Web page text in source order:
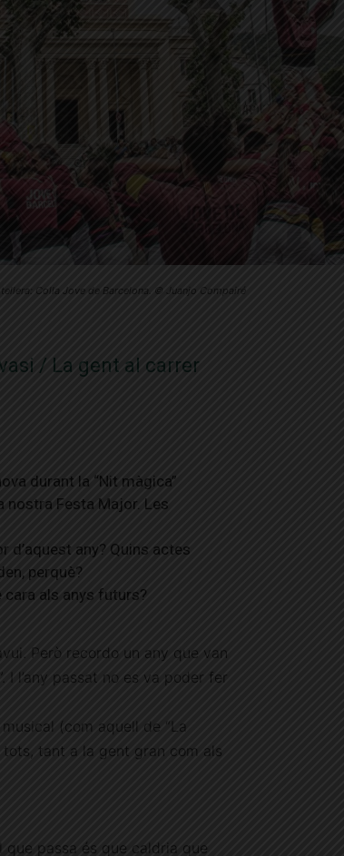
Colla Jove de Barcelona. © Juanjo Compairé
/ La gent al carrer
durant la “Nit màgica”
nostra Festa Major. Les
any? Quins actes
perquè?
cara als anys futurs?
Però recordo un any que van
I l’any passat no es va poder fer
(com aquell de “La
tots, tant a la gent gran com als
passa és que caldria que